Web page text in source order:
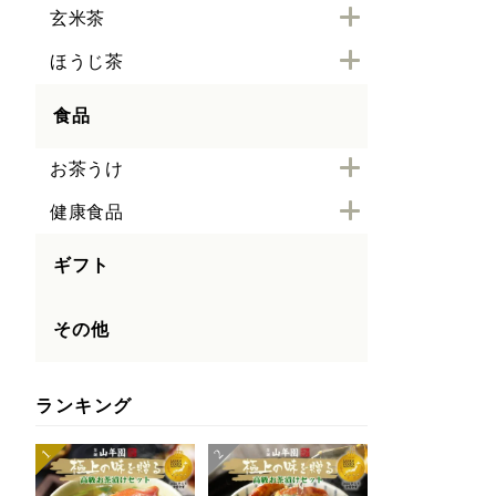
玄米茶
ほうじ茶
食品
お茶うけ
健康食品
ギフト
その他
ランキング